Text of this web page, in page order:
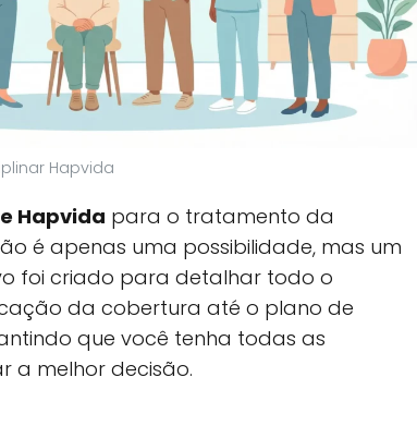
Hapvida
Hapvida para o tratamento da
é apenas uma possibilidade, mas um
foi criado para detalhar todo o
da cobertura até o plano de
que você tenha todas as
a melhor decisão.